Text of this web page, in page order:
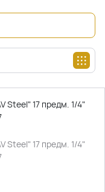
Steel" 17 предм. 1/4"
Steel" 17 предм. 1/4"